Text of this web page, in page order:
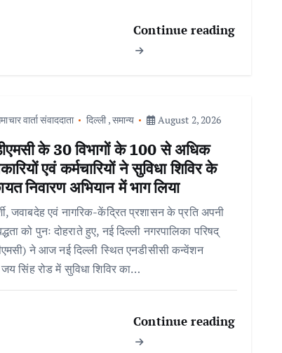
Continue reading
वार्ता संवाददाता दिल्ली,समान्य August 2, 2026
के 30 विभागों के 100 से अधिक
एवं कर्मचारियों ने सुविधा शिविर के
निवारण अभियान में भाग लिया
जवाबदेह एवं नागरिक-केंद्रित प्रशासन के प्रति अपनी
को पुनः दोहराते हुए, नई दिल्ली नगरपालिका परिषद्
ने आज नई दिल्ली स्थित एनडीसीसी कन्वेंशन
सिंह रोड में सुविधा शिविर का…
Continue reading